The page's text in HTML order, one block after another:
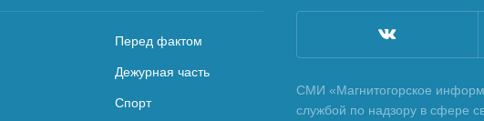
Перед фактом
Дежурная часть
Спорт
СМИ «Магнитогорское
службой по надзору в сфере